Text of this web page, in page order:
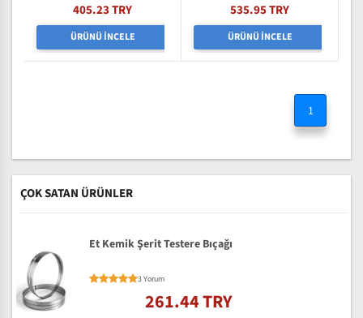
405.23 TRY
ÜRÜNÜ İNCELE
535.95 TRY
ÜRÜNÜ İNCELE
1
ÇOK SATAN ÜRÜNLER
Et Kemik Şerit Testere Bıçağı
3 Yorum
261.44 TRY